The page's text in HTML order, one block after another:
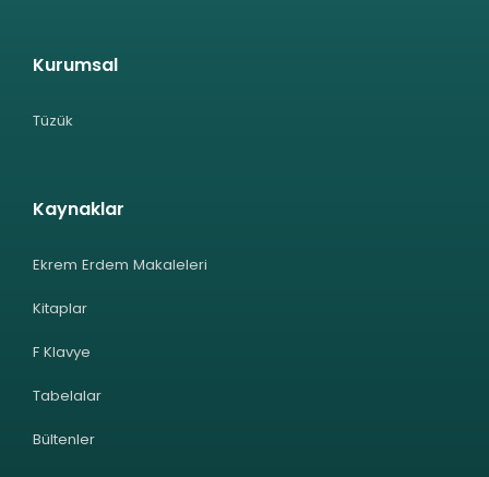
Kurumsal
Tüzük
Kaynaklar
Ekrem Erdem Makaleleri
Kitaplar
F Klavye
Tabelalar
Bültenler